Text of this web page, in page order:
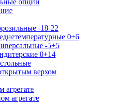
опции
-18-22
0+6
-5+5
0+14
верхом
агрегате
агрегате